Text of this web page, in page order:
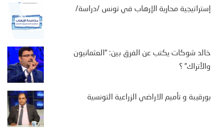
إستراتيجية محاربة الإرهاب في تونس /دراسة/
خالد شوكات يكتب عن الفرق بين: “العثمانيون
والأتراك” ؟
بورقيبة و تأميم الاراضي الزراعية التونسية